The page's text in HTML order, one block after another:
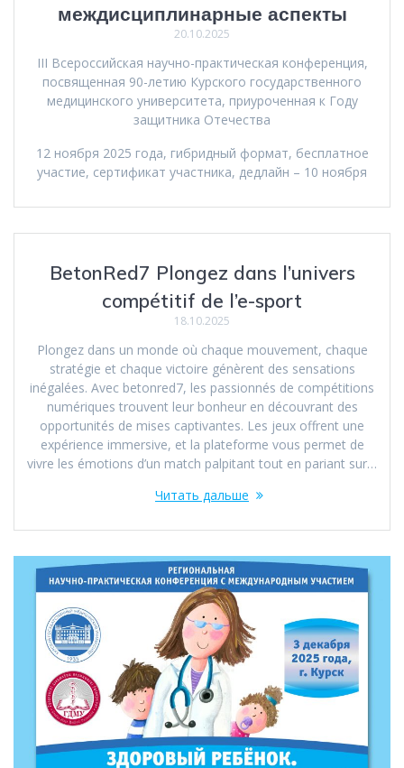
междисциплинарные аспекты
20.10.2025
III Всероссийская научно-практическая конференция,
посвященная 90-летию Курского государственного
медицинского университета, приуроченная к Году
защитника Отечества
12 ноября 2025 года, гибридный формат, бесплатное
участие, сертификат участника, дедлайн – 10 ноября
BetonRed7 Plongez dans l’univers
compétitif de l’e-sport
18.10.2025
Plongez dans un monde où chaque mouvement, chaque
stratégie et chaque victoire génèrent des sensations
inégalées. Avec betonred7, les passionnés de compétitions
numériques trouvent leur bonheur en découvrant des
opportunités de mises captivantes. Les jeux offrent une
expérience immersive, et la plateforme vous permet de
vivre les émotions d’un match palpitant tout en pariant sur…
Читать дальше